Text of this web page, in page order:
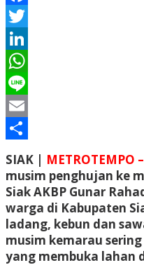
Facebook
Twitter
LinkedIn
WhatsApp
Line
Email
Share
SIAK | METROTEMPO –
musim penghujan ke
Siak AKBP Gunar
warga di Kabupaten
ladang, kebun dan
musim kemarau
yang membuka lahan